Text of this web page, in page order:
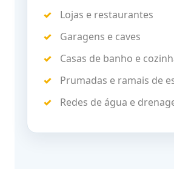
Lojas e restaurantes
Garagens e caves
Casas de banho e
Prumadas e ramais de
Redes de água e